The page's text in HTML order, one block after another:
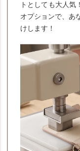
トとしても大人気
オプションで、あ
けします！